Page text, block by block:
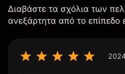
Διαβάστε τα σχόλια των
ανεξάρτητα από το επίπεδο